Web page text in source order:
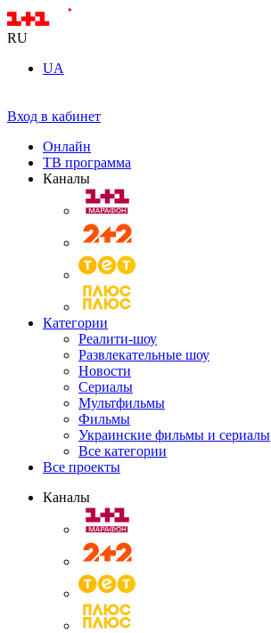
RU
UA
Вход в кабинет
Онлайн
ТВ программа
Каналы
Категории
Реалити-шоу
Развлекательные шоу
Новости
Сериалы
Мультфильмы
Фильмы
Украинские фильмы и сериалы
Все категории
Все проекты
Каналы